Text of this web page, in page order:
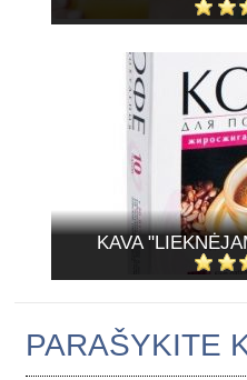
KAVA
PARAŠYKITE